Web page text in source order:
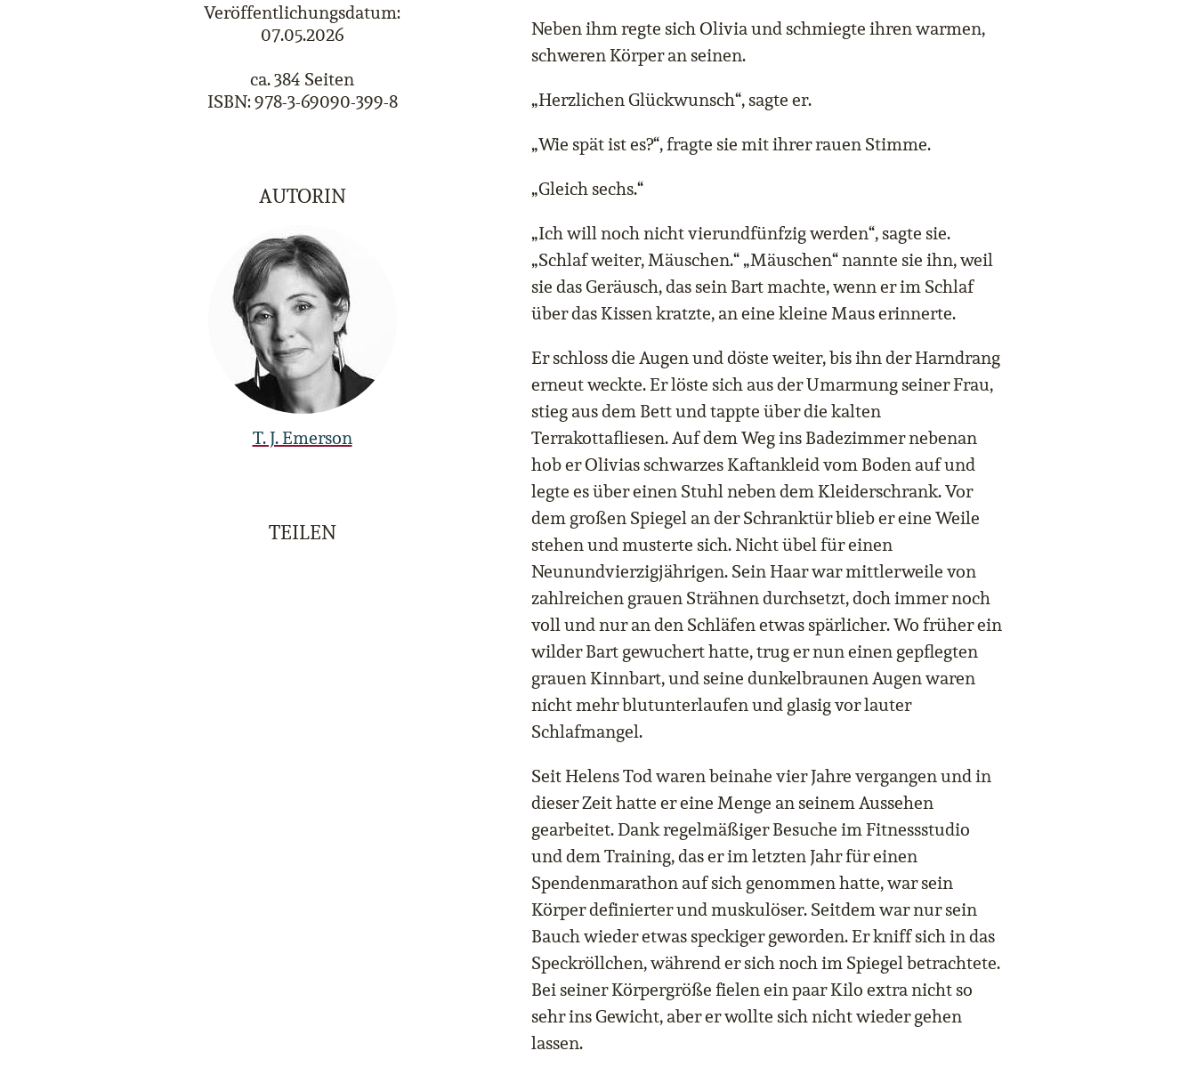
Veröffentlichungsdatum:
07.05.2026
ca. 384 Seiten
ISBN: 978-3-69090-399-8
AUTORIN
T. J. Emerson
TEILEN
Neben ihm regte sich Olivia und schmiegte ihren warmen,
schweren Körper an seinen.
„Herzlichen Glückwunsch“, sagte er.
„Wie spät ist es?“, fragte sie mit ihrer rauen Stimme.
„Gleich sechs.“
„Ich will noch nicht vierundfünfzig werden“, sagte sie.
„Schlaf weiter, Mäuschen.“ „Mäuschen“ nannte sie ihn, weil
sie das Geräusch, das sein Bart machte, wenn er im Schlaf
über das Kissen kratzte, an eine kleine Maus erinnerte.
Er schloss die Augen und döste weiter, bis ihn der Harndrang
erneut weckte. Er löste sich aus der Umarmung seiner Frau,
stieg aus dem Bett und tappte über die kalten
Terrakottafliesen. Auf dem Weg ins Badezimmer nebenan
hob er Olivias schwarzes Kaftankleid vom Boden auf und
legte es über einen Stuhl neben dem Kleiderschrank. Vor
dem großen Spiegel an der Schranktür blieb er eine Weile
stehen und musterte sich. Nicht übel für einen
Neunundvierzigjährigen. Sein Haar war mittlerweile von
zahlreichen grauen Strähnen durchsetzt, doch immer noch
voll und nur an den Schläfen etwas spärlicher. Wo früher ein
wilder Bart gewuchert hatte, trug er nun einen gepflegten
grauen Kinnbart, und seine dunkelbraunen Augen waren
nicht mehr blutunterlaufen und glasig vor lauter
Schlafmangel.
Seit Helens Tod waren beinahe vier Jahre vergangen und in
dieser Zeit hatte er eine Menge an seinem Aussehen
gearbeitet. Dank regelmäßiger Besuche im Fitnessstudio
und dem Training, das er im letzten Jahr für einen
Spendenmarathon auf sich genommen hatte, war sein
Körper definierter und muskulöser. Seitdem war nur sein
Bauch wieder etwas speckiger geworden. Er kniff sich in das
Speckröllchen, während er sich noch im Spiegel betrachtete.
Bei seiner Körpergröße fielen ein paar Kilo extra nicht so
sehr ins Gewicht, aber er wollte sich nicht wieder gehen
lassen.